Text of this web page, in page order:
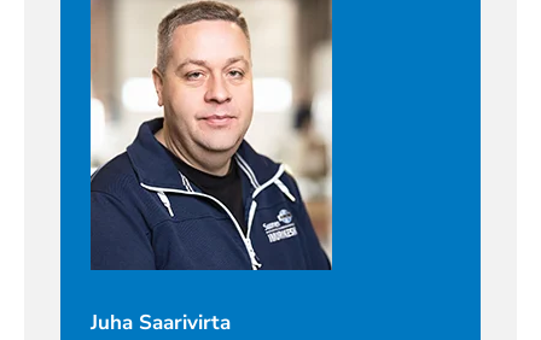
Juha Saarivirta